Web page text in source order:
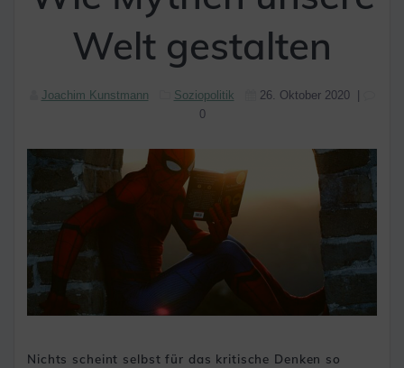
Welt gestalten
Joachim Kunstmann Soziopolitik 26. Oktober 2020|
0
Nichts scheint selbst für das kritische Denken so